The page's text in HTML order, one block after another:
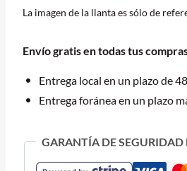
102H
BLK
cantidad
La imagen de la llanta es sólo de
Envío gratis en todas tus
Entrega local en un plazo de
Entrega foránea en un plazo
GARANTÍA DE SEGURIDAD